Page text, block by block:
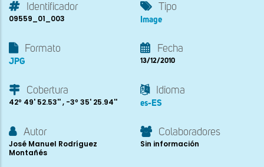
Identificador
09559_01_003
Tipo
Image
Formato
JPG
Fecha
13/12/2010
Cobertura
42º 49' 52.53'' , -3º 35' 25.94''
Idioma
es-ES
Autor
José Manuel Rodríguez
Montañés
Colaboradores
Sin información